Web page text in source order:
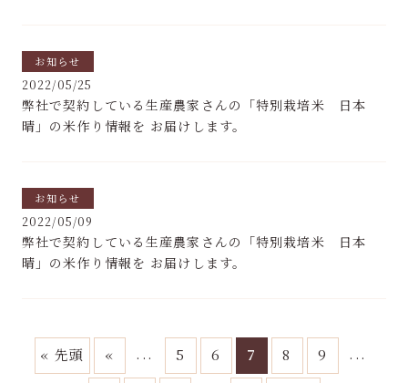
お知らせ
2022/05/25
弊社で契約している生産農家さんの「特別栽培米 日本
晴」の米作り情報を お届けします。
お知らせ
2022/05/09
弊社で契約している生産農家さんの「特別栽培米 日本
晴」の米作り情報を お届けします。
« 先頭 « ... 5 6 7 8 9 ...